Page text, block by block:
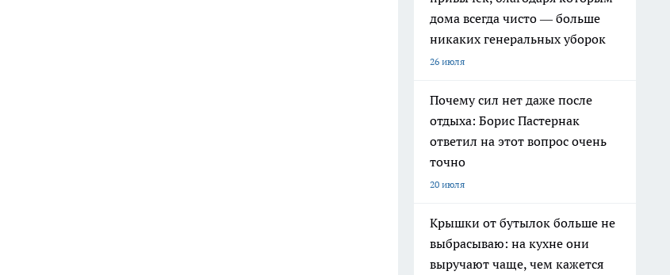
дома всегда чисто — больше
никаких генеральных уборок
26 июля
Почему сил нет даже после
отдыха: Борис Пастернак
ответил на этот вопрос очень
точно
20 июля
Крышки от бутылок больше не
выбрасываю: на кухне они
выручают чаще, чем кажется